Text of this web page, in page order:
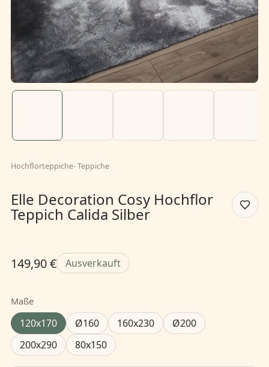
Hochflorteppiche-Teppiche
Elle Decoration Cosy Hochflor
Teppich Calida Silber
149,90 € Ausverkauft
Maße
120x170 Ø160 160x230
Ø200
200x290
80x150